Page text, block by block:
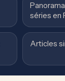
séries en
Articles